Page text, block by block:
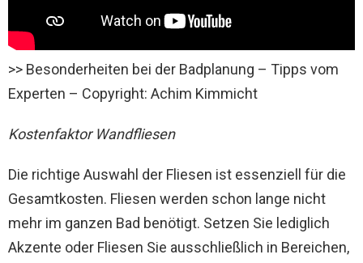
>> Besonderheiten bei der Badplanung – Tipps vom
Experten – Copyright: Achim Kimmicht
Kostenfaktor Wandfliesen
Die richtige Auswahl der Fliesen ist essenziell für die
Gesamtkosten. Fliesen werden schon lange nicht
mehr im ganzen Bad benötigt. Setzen Sie lediglich
Akzente oder Fliesen Sie ausschließlich in Bereichen,